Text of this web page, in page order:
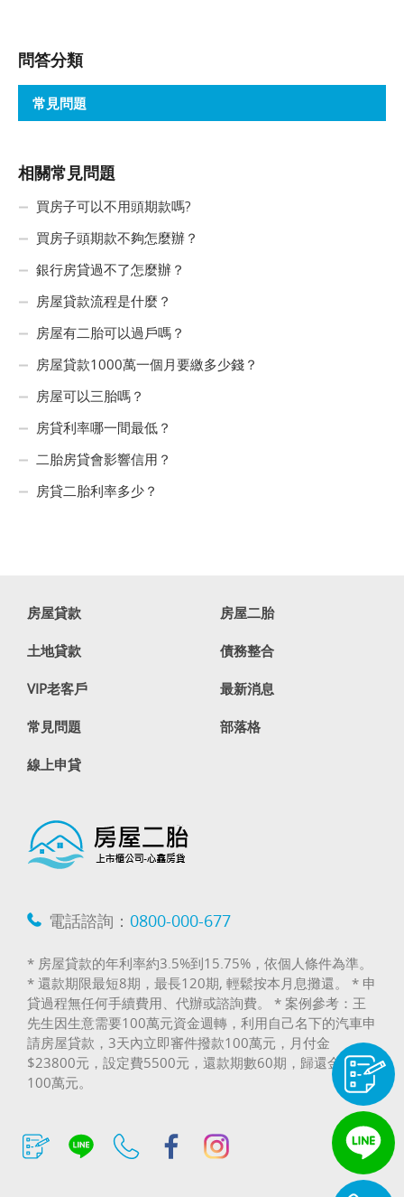
問答分類
常見問題
相關常見問題
買房子可以不用頭期款嗎?
買房子頭期款不夠怎麼辦？
銀行房貸過不了怎麼辦？
房屋貸款流程是什麼？
房屋有二胎可以過戶嗎？
房屋貸款1000萬一個月要繳多少錢？
房屋可以三胎嗎？
房貸利率哪一間最低？
二胎房貸會影響信用？
房貸二胎利率多少？
房屋貸款 房屋二胎
土地貸款 債務整合
VIP老客戶 最新消息
常見問題 部落格
線上申貸
電話諮詢： 0800-000-677
* 房屋貸款的年利率約3.5%到15.75%，依個人條件為準。
* 還款期限最短8期，最長120期, 輕鬆按本月息攤還。 * 申
貸過程無任何手續費用、代辦或諮詢費。 * 案例參考：王
先生因生意需要100萬元資金週轉，利用自己名下的汽車申
請房屋貸款，3天內立即審件撥款100萬元，月付金
$23800元，設定費5500元，還款期數60期，歸還金額
100萬元。